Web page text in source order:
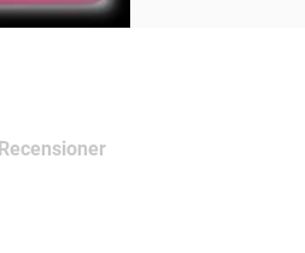
Recensioner